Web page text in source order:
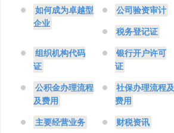
如何成为卓越型
企业
公司验资审计
税务登记证
组织机构代码
证
银行开户许可
证
公积金办理流程
及费用
社保办理流程及
费用
主要经营业务 财税资讯